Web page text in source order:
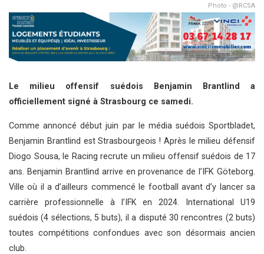
Photo - @RCSA
Le milieu offensif suédois Benjamin Brantlind a
officiellement signé à Strasbourg ce samedi.
Comme annoncé début juin par le média suédois Sportbladet,
Benjamin Brantlind est Strasbourgeois ! Après le milieu défensif
Diogo Sousa, le Racing recrute un milieu offensif suédois de 17
ans. Benjamin Brantlind arrive en provenance de l’IFK Göteborg.
Ville où il a d’ailleurs commencé le football avant d’y lancer sa
carrière professionnelle à l’IFK en 2024. International U19
suédois (4 sélections, 5 buts), il a disputé 30 rencontres (2 buts)
toutes compétitions confondues avec son désormais ancien
club.